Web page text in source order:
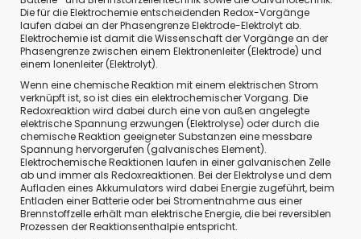
Die für die Elektrochemie entscheidenden Redox-Vorgänge
laufen dabei an der Phasengrenze Elektrode-Elektrolyt ab.
Elektrochemie ist damit die Wissenschaft der Vorgänge an der
Phasengrenze zwischen einem Elektronenleiter (Elektrode) und
einem Ionenleiter (Elektrolyt).
Wenn eine chemische Reaktion mit einem elektrischen Strom
verknüpft ist, so ist dies ein elektrochemischer Vorgang. Die
Redoxreaktion wird dabei durch eine von außen angelegte
elektrische Spannung erzwungen (Elektrolyse) oder durch die
chemische Reaktion geeigneter Substanzen eine messbare
Spannung hervorgerufen (galvanisches Element).
Elektrochemische Reaktionen laufen in einer galvanischen Zelle
ab und immer als Redoxreaktionen. Bei der Elektrolyse und dem
Aufladen eines Akkumulators wird dabei Energie zugeführt, beim
Entladen einer Batterie oder bei Stromentnahme aus einer
Brennstoffzelle erhält man elektrische Energie, die bei reversiblen
Prozessen der Reaktionsenthalpie entspricht.